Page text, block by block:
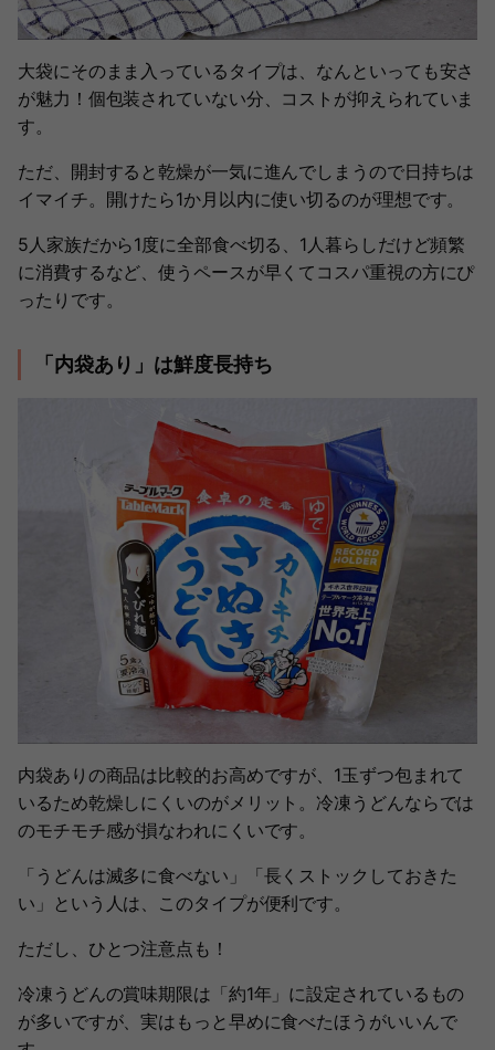
大袋にそのまま入っているタイプは、なんといっても安さ
が魅力！個包装されていない分、コストが抑えられていま
す。
ただ、開封すると乾燥が一気に進んでしまうので日持ちは
イマイチ。開けたら1か月以内に使い切るのが理想です。
5人家族だから1度に全部食べ切る、1人暮らしだけど頻繁
に消費するなど、使うペースが早くてコスパ重視の方にぴ
ったりです。
「内袋あり」は鮮度長持ち
内袋ありの商品は比較的お高めですが、1玉ずつ包まれて
いるため乾燥しにくいのがメリット。冷凍うどんならでは
のモチモチ感が損なわれにくいです。
「うどんは滅多に食べない」「長くストックしておきた
い」という人は、このタイプが便利です。
ただし、ひとつ注意点も！
冷凍うどんの賞味期限は「約1年」に設定されているもの
が多いですが、実はもっと早めに食べたほうがいいんで